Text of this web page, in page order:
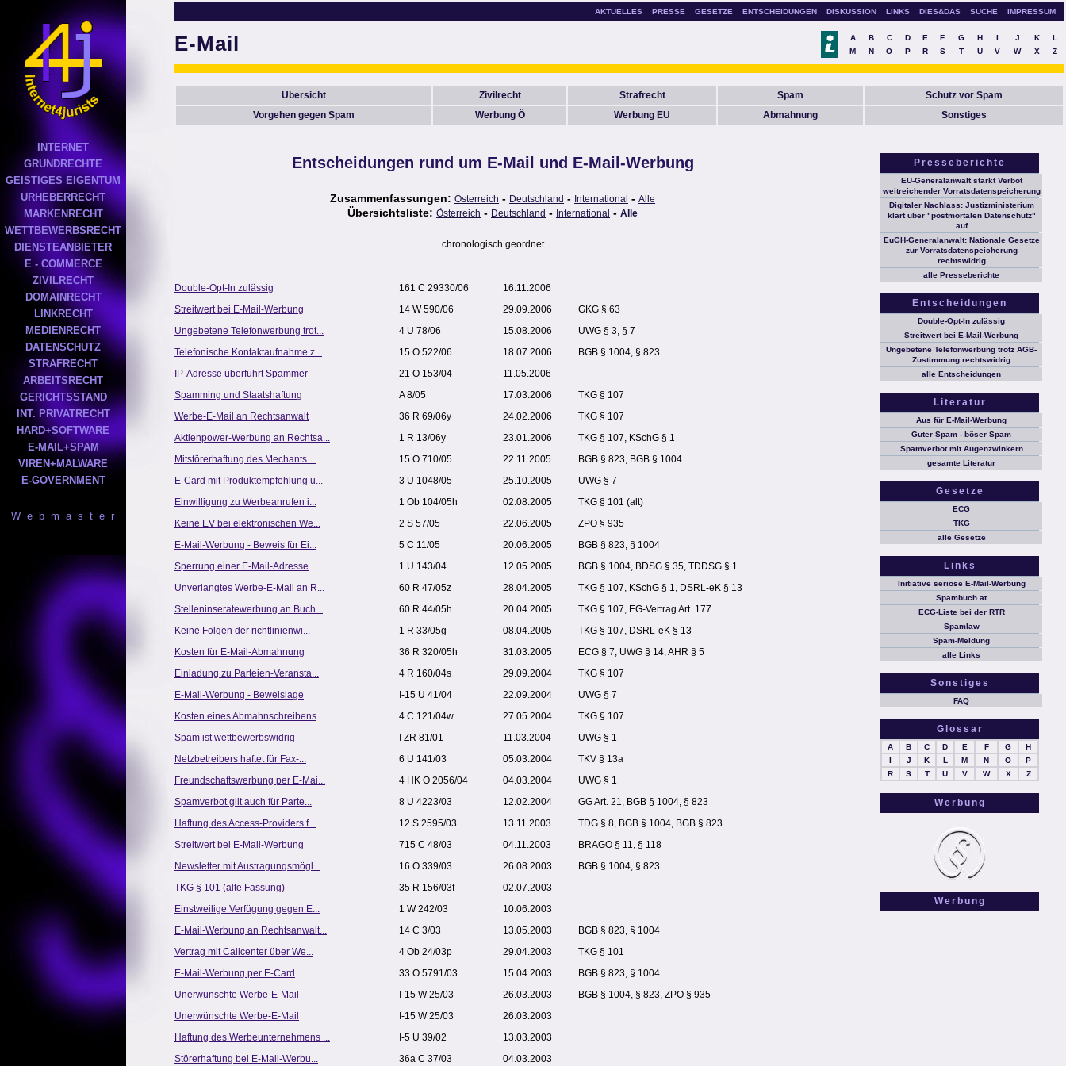
INTERNET
GRUNDRECHTE
GEISTIGES EIGENTUM
URHEBERRECHT
MARKENRECHT
WETTBEWERBSRECHT
DIENSTEANBIETER
E - COMMERCE
ZIVILRECHT
DOMAINRECHT
LINKRECHT
MEDIENRECHT
DATENSCHUTZ
STRAFRECHT
ARBEITSRECHT
GERICHTSSTAND
INT. PRIVATRECHT
HARD+SOFTWARE
E-MAIL+SPAM
VIREN+MALWARE
E-GOVERNMENT
W e b m a s t e r
AKTUELLES PRESSE GESETZE ENTSCHEIDUNGEN DISKUSSION LINKS DIES&DAS SUCHE IMPRESSUM
E-Mail A B C D E F G H I J K
L
M
N O P R S T U V W X Z
Übersicht Zivilrecht Strafrecht Spam
Schutz vor Spam
Vorgehen gegen Spam
Werbung Ö Werbung EU Abmahnung Sonstiges
Entscheidungen rund um E-Mail und E-Mail-Werbung
Zusammenfassungen: Österreich - Deutschland - International - Alle
Übersichtsliste: Österreich - Deutschland - International - Alle
chronologisch geordnet
Double-Opt-In zulässig 161 C 29330/06
16.11.2006
Streitwert bei E-Mail-Werbung
14 W 590/06 29.09.2006
GKG § 63
Ungebetene Telefonwerbung trot...
4 U 78/06 15.08.2006
UWG § 3, § 7
Telefonische Kontaktaufnahme z...
15 O 522/06 18.07.2006
BGB § 1004, § 823
IP-Adresse überführt Spammer
21 O 153/04
11.05.2006
Spamming und Staatshaftung
A 8/05 17.03.2006
TKG § 107
Werbe-E-Mail an Rechtsanwalt
36 R 69/06y 24.02.2006
TKG § 107
Aktienpower-Werbung an Rechtsa...
1 R 13/06y 23.01.2006
TKG § 107, KSchG § 1
Mitstörerhaftung des Mechants ...
15 O 710/05 22.11.2005
BGB § 823, BGB § 1004
E-Card mit Produktempfehlung u...
3 U 1048/05 25.10.2005
UWG § 7
Einwilligung zu Werbeanrufen i...
1 Ob 104/05h 02.08.2005
TKG § 101 (alt)
Keine EV bei elektronischen We...
2 S 57/05 22.06.2005
ZPO § 935
E-Mail-Werbung - Beweis für Ei...
5 C 11/05 20.06.2005
BGB § 823, § 1004
Sperrung einer E-Mail-Adresse
1 U 143/04 12.05.2005
BGB § 1004, BDSG § 35, TDDSG § 1
Unverlangtes Werbe-E-Mail an R...
60 R 47/05z 28.04.2005
TKG § 107, KSchG § 1, DSRL-eK § 13
Stelleninseratewerbung an Buch...
60 R 44/05h 20.04.2005
TKG § 107, EG-Vertrag Art. 177
Keine Folgen der richtlinienwi...
1 R 33/05g 08.04.2005
TKG § 107, DSRL-eK § 13
Kosten für E-Mail-Abmahnung
36 R 320/05h 31.03.2005
ECG § 7, UWG § 14, AHR § 5
Einladung zu Parteien-Veransta...
4 R 160/04s 29.09.2004
TKG § 107
E-Mail-Werbung - Beweislage
I-15 U 41/04 22.09.2004
UWG § 7
Kosten eines Abmahnschreibens
4 C 121/04w 27.05.2004
TKG § 107
Spam ist wettbewerbswidrig
I ZR 81/01 11.03.2004
UWG § 1
Netzbetreibers haftet für Fax-...
6 U 141/03 05.03.2004
TKV § 13a
Freundschaftswerbung per E-Mai...
4 HK O 2056/04 04.03.2004
UWG § 1
Spamverbot gilt auch für Parte...
8 U 4223/03 12.02.2004
GG Art. 21, BGB § 1004, § 823
Haftung des Access-Providers f...
12 S 2595/03 13.11.2003
TDG § 8, BGB § 1004, BGB § 823
Streitwert bei E-Mail-Werbung
715 C 48/03 04.11.2003
BRAGO § 11, § 118
Newsletter mit Austragungsmögl...
16 O 339/03 26.08.2003
BGB § 1004, § 823
TKG § 101 (alte Fassung)
35 R 156/03f
02.07.2003
Einstweilige Verfügung gegen E...
1 W 242/03
10.06.2003
E-Mail-Werbung an Rechtsanwalt...
14 C 3/03 13.05.2003
BGB § 823, § 1004
Vertrag mit Callcenter über We...
4 Ob 24/03p 29.04.2003
TKG § 101
E-Mail-Werbung per E-Card
33 O 5791/03 15.04.2003
BGB § 823, § 1004
Unerwünschte Werbe-E-Mail
I-15 W 25/03 26.03.2003
BGB § 1004, § 823, ZPO § 935
Unerwünschte Werbe-E-Mail
I-15 W 25/03
26.03.2003
Haftung des Werbeunternehmens ...
I-5 U 39/02
13.03.2003
Störerhaftung bei E-Mail-Werbu...
36a C 37/03 04.03.2003
Presseberichte
EU-Generalanwalt stärkt Verbot
weitreichender Vorratsdatenspeicherung
Digitaler Nachlass: Justizministerium
klärt über "postmortalen Datenschutz"
auf
EuGH-Generalanwalt: Nationale Gesetze
zur Vorratsdatenspeicherung
rechtswidrig
alle Presseberichte
Entscheidungen
Double-Opt-In zulässig
Streitwert bei E-Mail-Werbung
Ungebetene Telefonwerbung trotz AGB-
Zustimmung rechtswidrig
alle Entscheidungen
Literatur
Aus für E-Mail-Werbung
Guter Spam - böser Spam
Spamverbot mit Augenzwinkern
gesamte Literatur
Gesetze
ECG
TKG
alle Gesetze
Links
Initiative seriöse E-Mail-Werbung
Spambuch.at
ECG-Liste bei der RTR
Spamlaw
Spam-Meldung
alle Links
Sonstiges
FAQ
Glossar
A B C D E F G
H
I
J K L M N O
P
R
S T U V W X Z
Werbung
Werbung